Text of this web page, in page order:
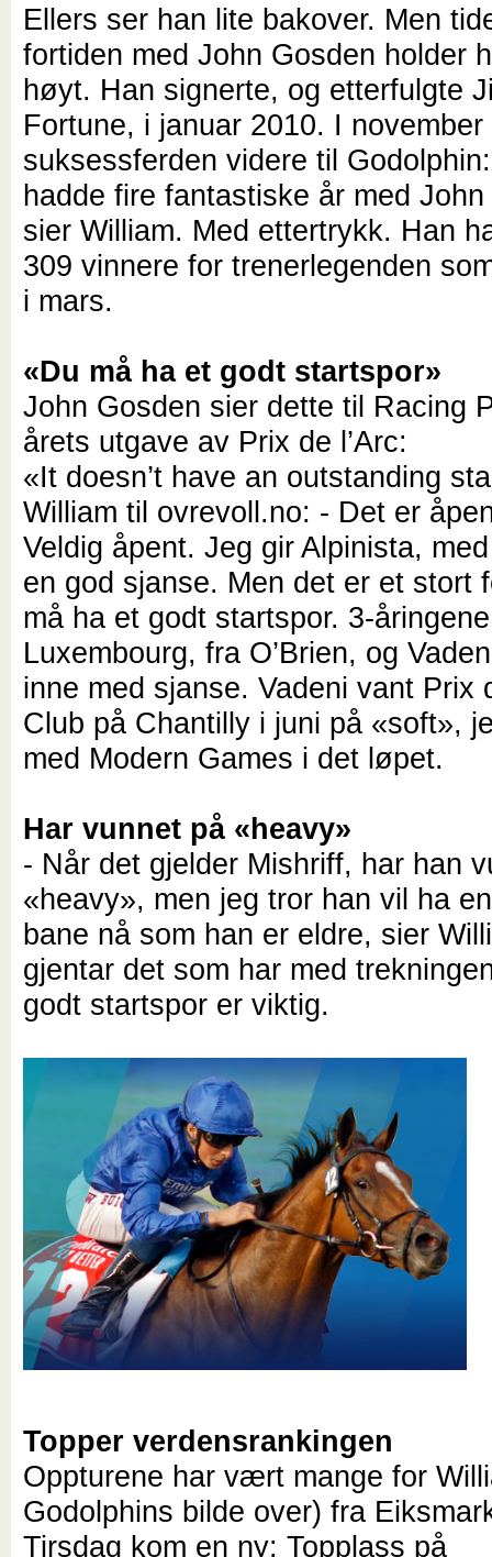
Ellers ser han lite bakover. Men
fortiden med John Gosden holder
høyt. Han signerte, og etterfulgte
Fortune, i januar 2010. I
suksessferden videre til
hadde fire fantastiske år med
sier William. Med ettertrykk. Han
309 vinnere for trenerlegenden
i mars.
«Du må ha et godt startspor»
John Gosden sier dette til Racing
årets utgave av Prix de l’Arc:
«It doesn’t have an outstanding
William til ovrevoll.no: - Det er
Veldig åpent. Jeg gir Alpinista,
en god sjanse. Men det er et stort
må ha et godt startspor. 3-åringene
Luxembourg, fra O’Brien, og
inne med sjanse. Vadeni vant Prix
Club på Chantilly i juni på «soft»,
med Modern Games i det løpet.
Har vunnet på «heavy»
- Når det gjelder Mishriff, har han
«heavy», men jeg tror han vil ha
bane nå som han er eldre, sier
gjentar det som har med
godt startspor er viktig.
Topper verdensrankingen
Oppturene har vært mange for
Godolphins bilde over) fra
Tirsdag kom en ny: Topplass på